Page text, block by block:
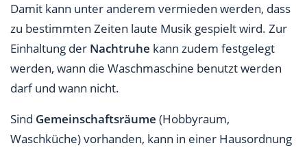
Damit kann unter anderem vermieden werden, dass
zu bestimmten Zeiten laute Musik gespielt wird. Zur
Einhaltung der Nachtruhe kann zudem festgelegt
werden, wann die Waschmaschine benutzt werden
darf und wann nicht.
Sind Gemeinschaftsräume (Hobbyraum,
Waschküche) vorhanden, kann in einer Hausordnung